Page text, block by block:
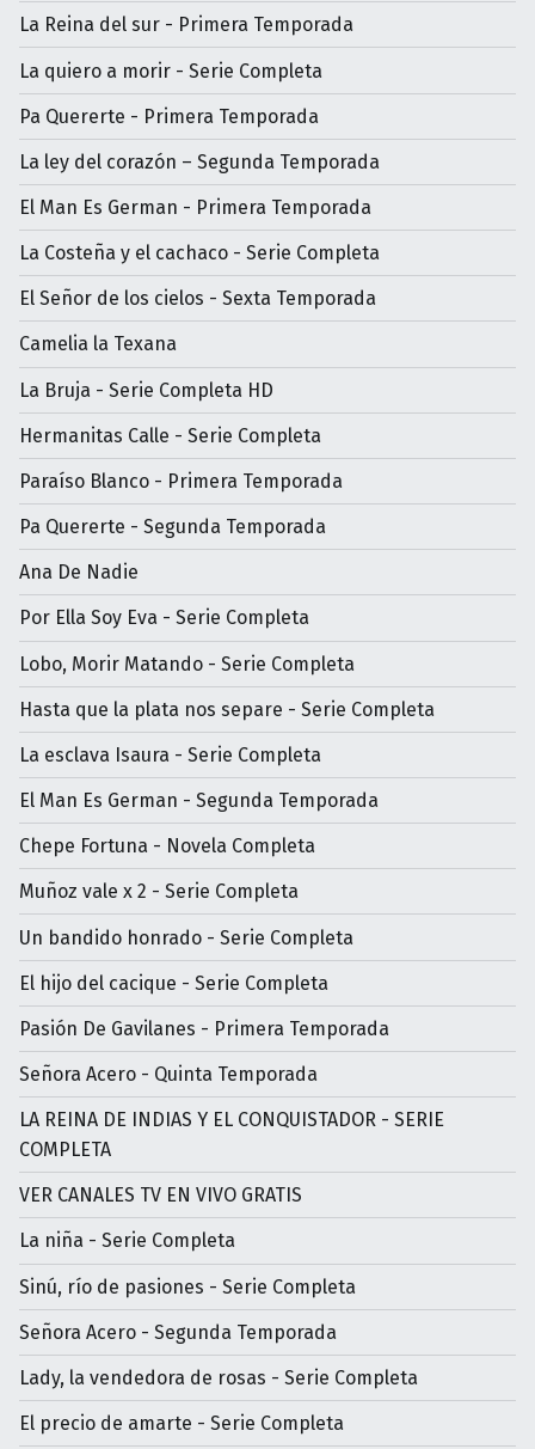
La Reina del sur - Primera Temporada
La quiero a morir - Serie Completa
Pa Quererte - Primera Temporada
La ley del corazón – Segunda Temporada
El Man Es German - Primera Temporada
La Costeña y el cachaco - Serie Completa
El Señor de los cielos - Sexta Temporada
Camelia la Texana
La Bruja - Serie Completa HD
Hermanitas Calle - Serie Completa
Paraíso Blanco - Primera Temporada
Pa Quererte - Segunda Temporada
Ana De Nadie
Por Ella Soy Eva - Serie Completa
Lobo, Morir Matando - Serie Completa
Hasta que la plata nos separe - Serie Completa
La esclava Isaura - Serie Completa
El Man Es German - Segunda Temporada
Chepe Fortuna - Novela Completa
Muñoz vale x 2 - Serie Completa
Un bandido honrado - Serie Completa
El hijo del cacique - Serie Completa
Pasión De Gavilanes - Primera Temporada
Señora Acero - Quinta Temporada
LA REINA DE INDIAS Y EL CONQUISTADOR - SERIE
COMPLETA
VER CANALES TV EN VIVO GRATIS
La niña - Serie Completa
Sinú, río de pasiones - Serie Completa
Señora Acero - Segunda Temporada
Lady, la vendedora de rosas - Serie Completa
El precio de amarte - Serie Completa